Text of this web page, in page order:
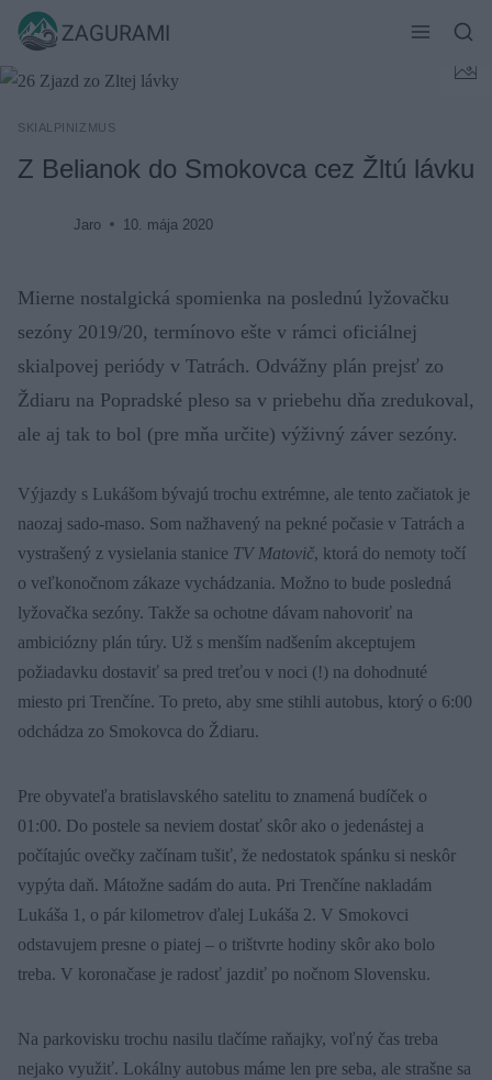
Skip
content
ZAGURAMI
SKIALPINIZMUS
Z Belianok do Smokovca cez Žltú lávku
Jaro 10. mája 2020
Mierne nostalgická spomienka na poslednú lyžovačku
sezóny 2019/20, termínovo ešte v rámci oficiálnej
skialpovej periódy v Tatrách. Odvážny plán prejsť zo
Ždiaru na Popradské pleso sa v priebehu dňa zredukoval,
ale aj tak to bol (pre mňa určite) výživný záver sezóny.
Výjazdy s Lukášom bývajú trochu extrémne, ale tento začiatok je
naozaj sado-maso. Som nažhavený na pekné počasie v Tatrách a
vystrašený z vysielania stanice TV Matovič, ktorá do nemoty točí
o veľkonočnom zákaze vychádzania. Možno to bude posledná
lyžovačka sezóny. Takže sa ochotne dávam nahovoriť na
ambiciózny plán túry. Už s menším nadšením akceptujem
požiadavku dostaviť sa pred treťou v noci (!) na dohodnuté
miesto pri Trenčíne. To preto, aby sme stihli autobus, ktorý o 6:00
odchádza zo Smokovca do Ždiaru.
Pre obyvateľa bratislavského satelitu to znamená budíček o
01:00. Do postele sa neviem dostať skôr ako o jedenástej a
počítajúc ovečky začínam tušiť, že nedostatok spánku si neskôr
vypýta daň. Mátožne sadám do auta. Pri Trenčíne nakladám
Lukáša 1, o pár kilometrov ďalej Lukáša 2. V Smokovci
odstavujem presne o piatej – o trištvrte hodiny skôr ako bolo
treba. V koronačase je radosť jazdiť po nočnom Slovensku.
Na parkovisku trochu nasilu tlačíme raňajky, voľný čas treba
nejako využiť. Lokálny autobus máme len pre seba, ale strašne sa